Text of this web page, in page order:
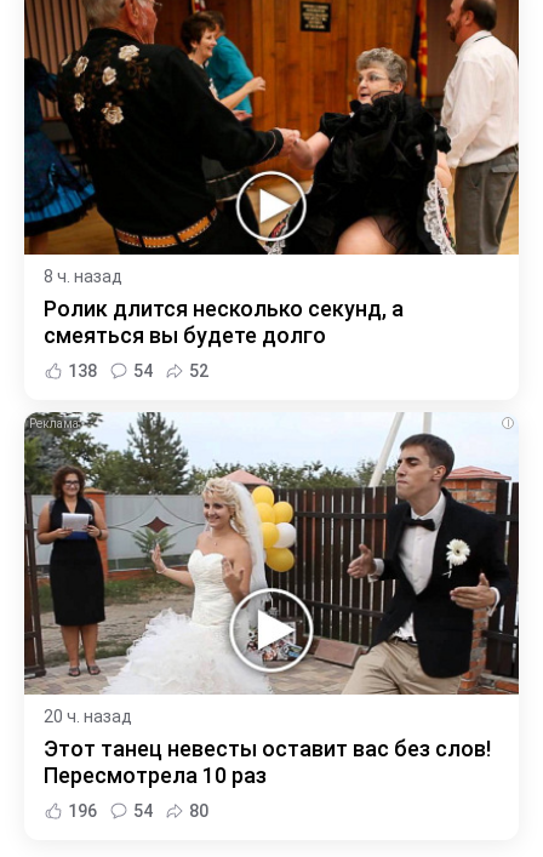
8 ч. назад
Ролик длится несколько секунд, а
смеяться вы будете долго
138 54 52
i
20 ч. назад
Этот танец невесты оставит вас без слов!
Пересмотрела 10 раз
196 54 80